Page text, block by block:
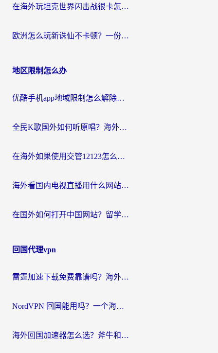
在海外玩坦克世界闪击战很卡怎么办？老玩家亲测有效的加速器选择指南
欧洲怎么玩新诛仙不卡顿？一份给海外游子的国服游戏畅玩指南
地区限制怎么办
优酷手机app地域限制怎么解除？海外党亲测有效的追剧方案
全民K歌国外如何听原唱？海外党亲测有效的回国加速器选择指南
在海外如果使用交管12123怎么处理？留学生亲测有效的回国加速方案
海外看国内电视直播用什么网站比较好？一篇解决你所有追剧难题的实用指南
在国外如何打开中国网站？留学生与海外华人的无缝访问指南
回国代理vpn
雷霆加速下载免费靠谱吗？海外党选回国加速器的避坑指南（附热门工具对比）
NordVPN 回国能用吗？一个海外用户必须面对的真实困境
海外回国加速器怎么选？斧牛和海龟哪个好？一篇帮你避开坑的实用指南